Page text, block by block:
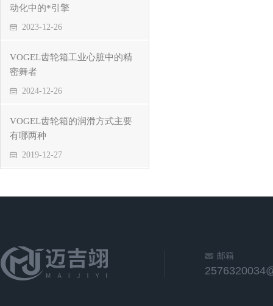
动化中的*引擎
2023-12-26
VOGEL齿轮箱工业心脏中的精
密舞者
2024-12-26
VOGEL齿轮箱的润滑方式主要
有哪两种
2019-12-27
邮箱